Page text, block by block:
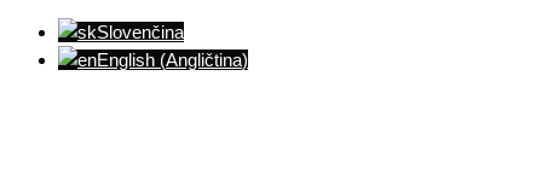
Slovenčina
English (Angličtina)